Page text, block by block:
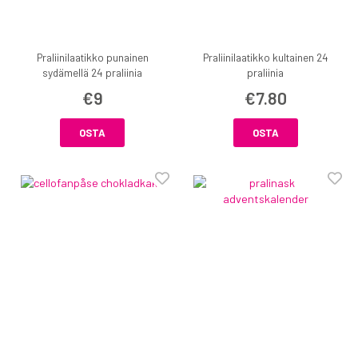
Praliinilaatikko punainen
sydämellä 24 praliinia
€9
OSTA
Praliinilaatikko kultainen 24
praliinia
€7.80
OSTA